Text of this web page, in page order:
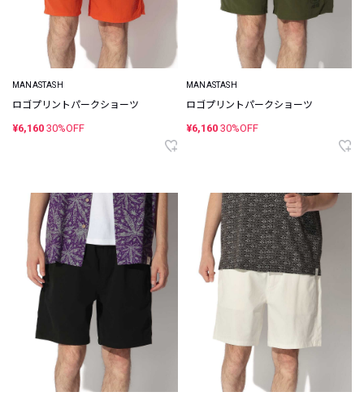
MANASTASH
ロゴプリントパークショーツ
¥6,160 30%OFF
MANASTASH
ロゴプリントパークショーツ
¥6,160 30%OFF